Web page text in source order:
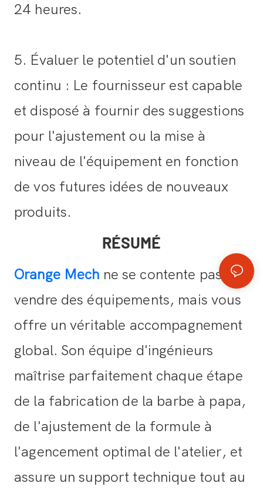
24 heures.
5. Évaluer le potentiel d'un soutien
continu : Le fournisseur est capable
et disposé à fournir des suggestions
pour l'ajustement ou la mise à
niveau de l'équipement en fonction
de vos futures idées de nouveaux
produits.
RÉSUMÉ
Orange Mech ne se contente pas de
vendre des équipements, mais vous
offre un véritable accompagnement
global. Son équipe d'ingénieurs
maîtrise parfaitement chaque étape
de la fabrication de la barbe à papa,
de l'ajustement de la formule à
l'agencement optimal de l'atelier, et
assure un support technique tout au